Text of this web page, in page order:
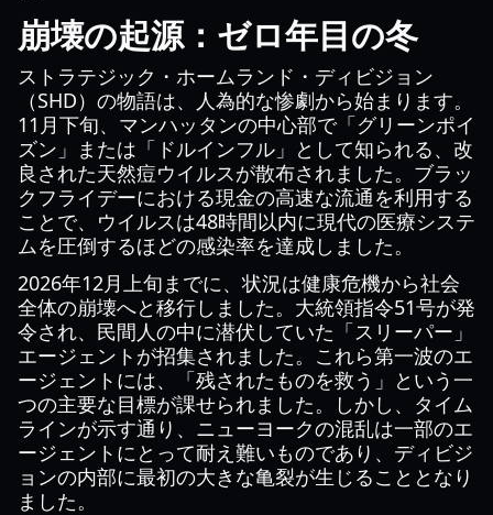
崩壊の起源：ゼロ年目の冬
ストラテジック・ホームランド・ディビジョン
（SHD）の物語は、人為的な惨劇から始まります。
11月下旬、マンハッタンの中心部で「グリーンポイ
ズン」または「ドルインフル」として知られる、改
良された天然痘ウイルスが散布されました。ブラッ
クフライデーにおける現金の高速な流通を利用する
ことで、ウイルスは48時間以内に現代の医療システ
ムを圧倒するほどの感染率を達成しました。
2026年12月上旬までに、状況は健康危機から社会
全体の崩壊へと移行しました。大統領指令51号が発
令され、民間人の中に潜伏していた「スリーパー」
エージェントが招集されました。これら第一波のエ
ージェントには、「残されたものを救う」という一
つの主要な目標が課せられました。しかし、タイム
ラインが示す通り、ニューヨークの混乱は一部のエ
ージェントにとって耐え難いものであり、ディビジ
ョンの内部に最初の大きな亀裂が生じることとなり
ました。